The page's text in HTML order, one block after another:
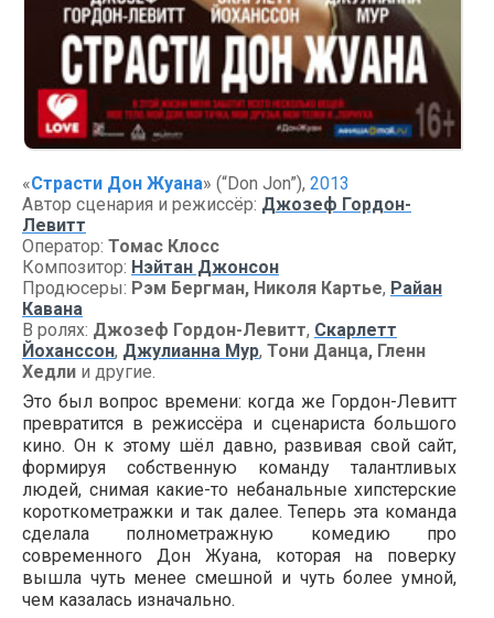
«Страсти Дон Жуана» (“Don Jon”), 2013
Автор сценария и режиссёр: Джозеф Гордон-
Левитт
Оператор: Томас Клосс
Композитор: Нэйтан Джонсон
Продюсеры: Рэм Бергман, Николя Картье, Райан
Кавана
В ролях: Джозеф Гордон-Левитт, Скарлетт
Йоханссон, Джулианна Мур, Тони Данца, Гленн
Хедли и другие.
Это был вопрос времени: когда же Гордон-Левитт
превратится в режиссёра и сценариста большого
кино. Он к этому шёл давно, развивая свой сайт,
формируя собственную команду талантливых
людей, снимая какие-то небанальные хипстерские
короткометражки и так далее. Теперь эта команда
сделала полнометражную комедию про
современного Дон Жуана, которая на поверку
вышла чуть менее смешной и чуть более умной,
чем казалась изначально.